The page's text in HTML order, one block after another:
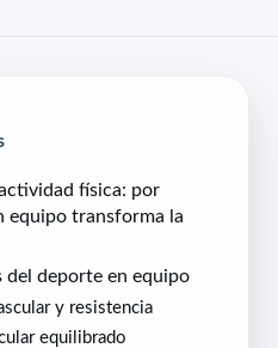
física: por
equipo transforma la
del deporte en equipo
y resistencia
equilibrado